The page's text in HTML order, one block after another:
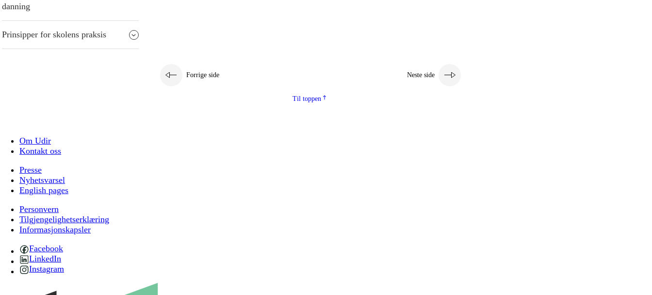
danning
Prinsipper for skolens praksis
Forrige side Neste side
Til toppen
Om Udir
Kontakt oss
Presse
Nyhetsvarsel
English pages
Personvern
Tilgjengelighetserklæring
Informasjonskapsler
Facebook
LinkedIn
Instagram